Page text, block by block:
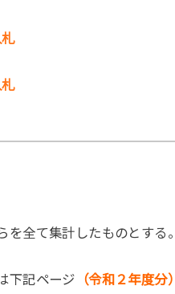
を全て集計したものとする。
下記ページ （令和２年度分）